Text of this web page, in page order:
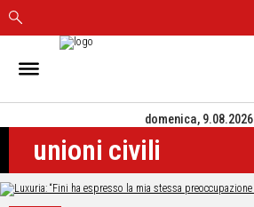
IN
CAGLIARI
SASSARI
NUORO
ORISTANO
domenica, 9.08.2026
unioni civili